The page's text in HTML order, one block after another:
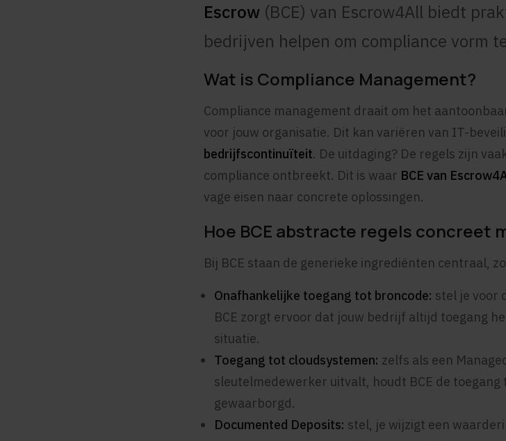
Escrow(BCE) van Escrow4All biedt
bedrijven helpen om compliance vorm
Wat is Compliance Management?
Compliance management draait om het
voor jouw organisatie. Dit kan variëren van IT-
bedrijfscontinuïteit. De uitdaging? De regels zijn
compliance ontbreekt. Dit is waar BCE van
vage eisen naar concrete oplossingen.
Hoe BCE abstracte regels concreet
Bij BCE staan de generieke ingrediënten centraal,
Onafhankelijke toegang tot broncode: stel je voor
BCE zorgt ervoor dat jouw bedrijf altijd toegang
situatie.
Toegang tot cloudsystemen: zelfs als een
sleutelmedewerker uitvalt, houdt BCE de
gewaarborgd.
Documented Deposits: stel, je wijzigt een